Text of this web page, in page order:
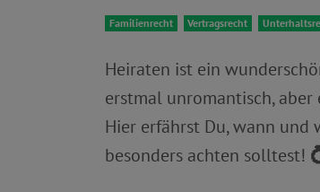
Familienrecht Vertragsrecht
Heiraten ist ein
erstmal unromantisch,
Hier erfährst Du, wann
besonders achten solltest!